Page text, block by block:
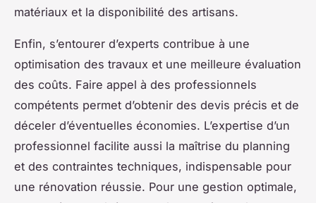
matériaux et la disponibilité des artisans.
Enfin, s’entourer d’experts contribue à une
optimisation des travaux et une meilleure évaluation
des coûts. Faire appel à des professionnels
compétents permet d’obtenir des devis précis et de
déceler d’éventuelles économies. L’expertise d’un
professionnel facilite aussi la maîtrise du planning
et des contraintes techniques, indispensable pour
une rénovation réussie. Pour une gestion optimale,